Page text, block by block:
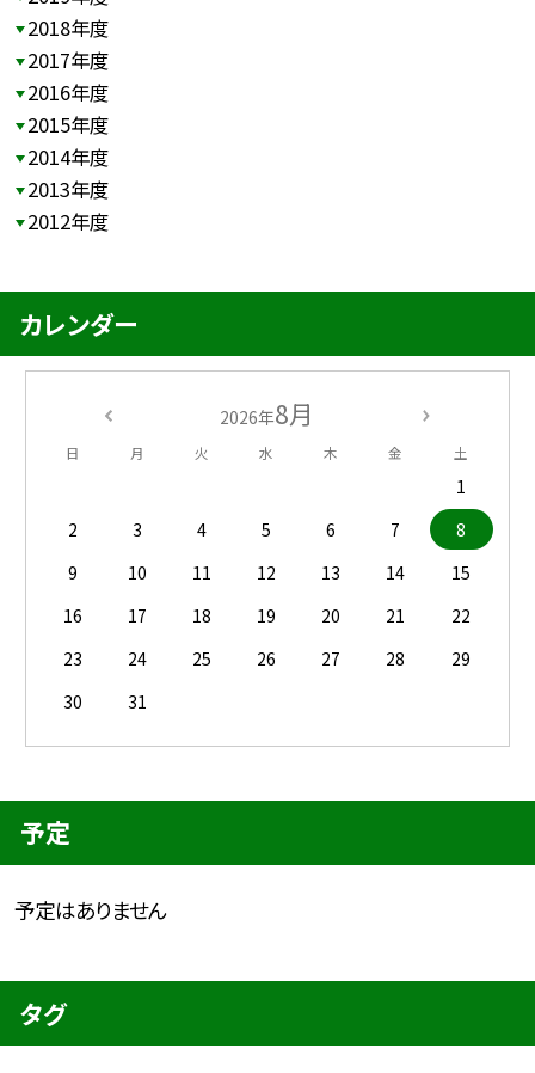
2018年度
2017年度
2016年度
2015年度
2014年度
2013年度
2012年度
カレンダー
2026年8月
日 月 火 水 木 金 土
1
2
3 4 5 6 7
8
9
10 11 12 13 14
15
16
17 18 19 20 21
22
23
24 25 26 27 28
29
30
31
予定
予定はありません
タグ